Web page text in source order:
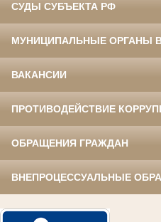
СУДЫ СУБЪЕКТА РФ
МУНИЦИПАЛЬНЫЕ ОРГАНЫ
ВАКАНСИИ
ПРОТИВОДЕЙСТВИЕ
ОБРАЩЕНИЯ ГРАЖДАН
ВНЕПРОЦЕССУАЛЬНЫЕ